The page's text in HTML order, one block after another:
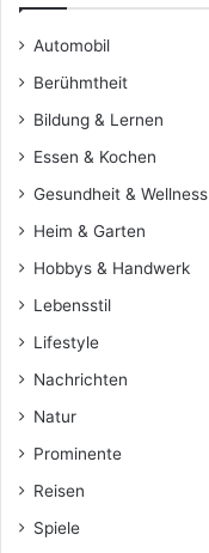
Automobil
Berühmtheit
Bildung & Lernen
Essen & Kochen
Gesundheit & Wellness
Heim & Garten
Hobbys & Handwerk
Lebensstil
Lifestyle
Nachrichten
Natur
Prominente
Reisen
Spiele